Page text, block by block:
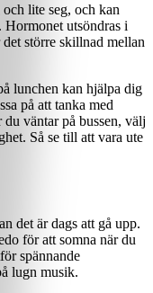
lite seg, och kan
Hormonet utsöndras i
större skillnad mellan
lunchen kan hjälpa dig
på att tanka med
väntar på bussen, välj
Så se till att vara ute
det är dags att gå upp.
för att somna när du
spännande
lugn musik.